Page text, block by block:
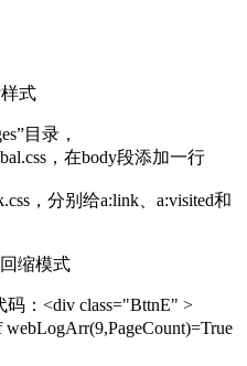
式
目录，
，在body段添加一行
，分别给a:link、a:visited和
缩模式
码：<div class="BttnE" >
webLogArr(9,PageCount)=True